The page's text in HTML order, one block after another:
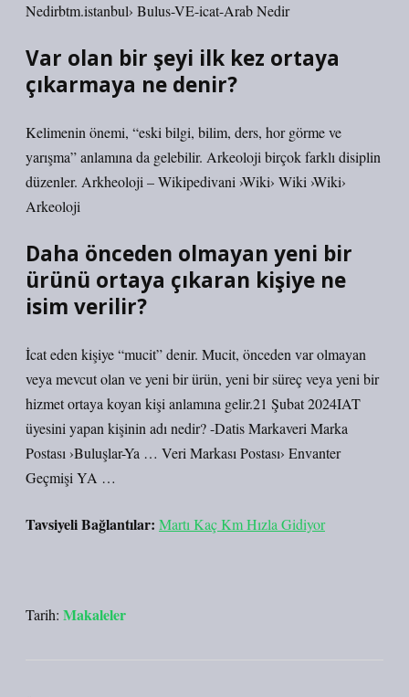
Nedirbtm.istanbul› Bulus-VE-icat-Arab Nedir
Var olan bir şeyi ilk kez ortaya
çıkarmaya ne denir?
Kelimenin önemi, “eski bilgi, bilim, ders, hor görme ve
yarışma” anlamına da gelebilir. Arkeoloji birçok farklı disiplin
düzenler. Arkheoloji – Wikipedivani ›Wiki› Wiki ›Wiki›
Arkeoloji
Daha önceden olmayan yeni bir
ürünü ortaya çıkaran kişiye ne
isim verilir?
İcat eden kişiye “mucit” denir. Mucit, önceden var olmayan
veya mevcut olan ve yeni bir ürün, yeni bir süreç veya yeni bir
hizmet ortaya koyan kişi anlamına gelir.21 Şubat 2024IAT
üyesini yapan kişinin adı nedir? -Datis Markaveri Marka
Postası ›Buluşlar-Ya … Veri Markası Postası› Envanter
Geçmişi YA …
Tavsiyeli Bağlantılar: Martı Kaç Km Hızla Gidiyor
Tarih: Makaleler